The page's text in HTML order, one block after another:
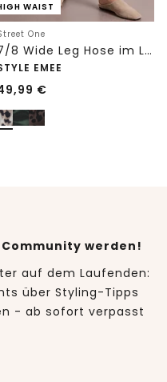
WAIST
One
7/8 Wide Leg Hose im Loose Fit mit Print
EMEE
€
werden!
auf dem Laufenden:
über Styling-Tipps
- ab sofort verpasst